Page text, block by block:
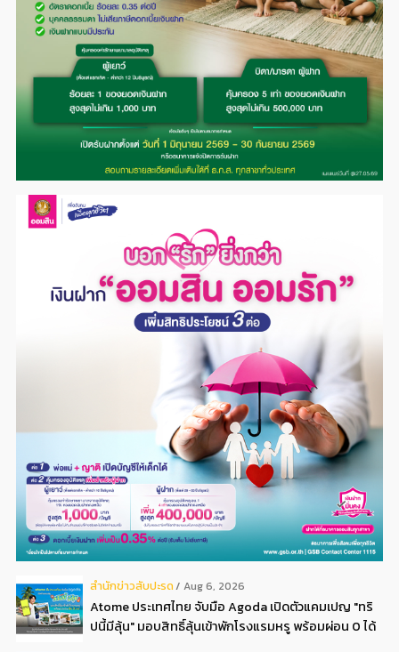
สํานักข่าวสับปะรด Aug 6, 2026
Atome ประเทศไทย จับมือ Agoda เปิดตัวแคมเปญ "ทริ
ปนี้มีลุ้น" มอบสิทธิ์ลุ้นเข้าพักโรงแรมหรู พร้อมผ่อน 0 ได้